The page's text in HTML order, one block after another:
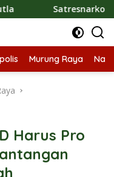
Polres Barut
Murung Raya
Harus Pro